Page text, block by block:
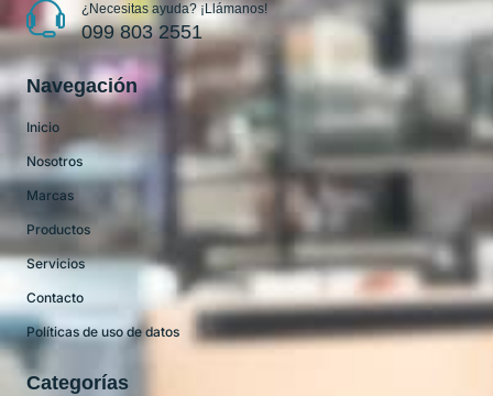
¿Necesitas ayuda? ¡Llámanos!
099 803 2551
Navegación
Inicio
Nosotros
Marcas
Productos
Servicios
Contacto
Políticas de uso de datos
Categorías